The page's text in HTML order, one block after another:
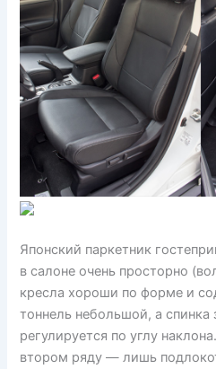
Японский паркетник
в салоне очень просторно
кресла хороши по форме и
тоннель небольшой, а спинка
регулируется по углу
втором ряду — лишь